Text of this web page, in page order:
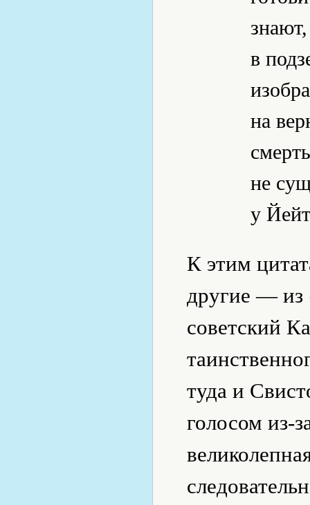
в
на
не
у
К этим
другие — из
советский
туда и
голосом из-